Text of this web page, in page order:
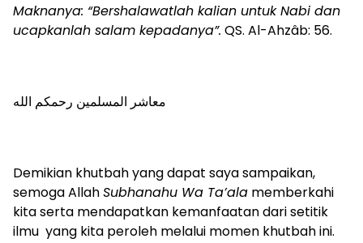
Maknanya: “Bershalawatlah kalian untuk Nabi dan
ucapkanlah salam kepadanya”. QS. Al-Ahzâb: 56.
معاشر المسلمين رحمكم الله
Demikian khutbah yang dapat saya sampaikan,
semoga AllahSubhanahu Wa Ta’ala memberkahi
kita serta mendapatkan kemanfaatan dari setitik
ilmu yang kita peroleh melalui momen khutbah ini.